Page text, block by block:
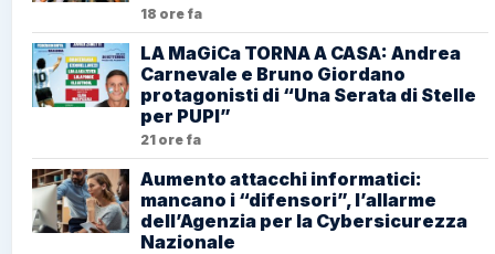
18 ore fa
LA MaGiCa TORNA A CASA: Andrea
Carnevale e Bruno Giordano
protagonisti di “Una Serata di Stelle
per PUPI”
21 ore fa
Aumento attacchi informatici:
mancano i “difensori”, l’allarme
dell’Agenzia per la Cybersicurezza
Nazionale